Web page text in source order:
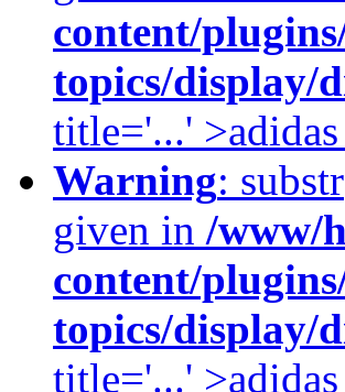
content/
topics/display/
title='...'
Warning:
given in /www/
content/
topics/display/
title='...'